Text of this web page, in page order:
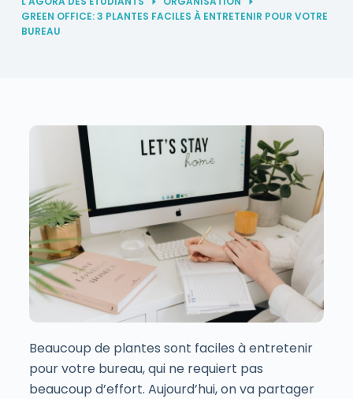
e
GREEN OFFICE: 3 PLANTES FACILES À ENTRETENIR POUR VOTRE
BUREAU
Beaucoup de plantes sont faciles à entretenir
pour votre bureau, qui ne requiert pas
beaucoup d’effort. Aujourd’hui, on va partager